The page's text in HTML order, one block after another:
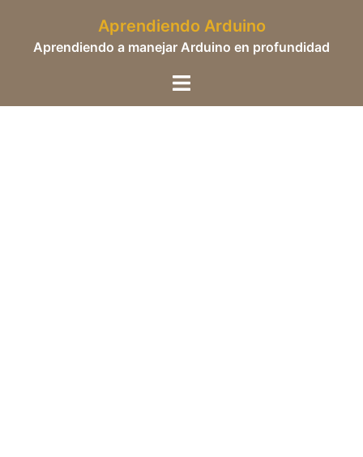
contenido
Aprendiendo Arduino
Aprendiendo a manejar Arduino en profundidad
Alternar